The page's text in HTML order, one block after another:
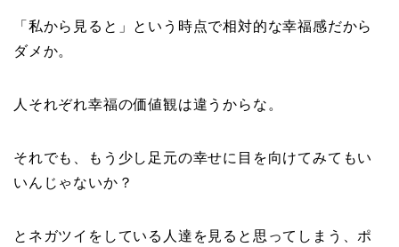
「私から見ると」という時点で相対的な幸福感だから
ダメか。
人それぞれ幸福の価値観は違うからな。
それでも、もう少し足元の幸せに目を向けてみてもい
いんじゃないか？
とネガツイをしている人達を見ると思ってしまう、ポ